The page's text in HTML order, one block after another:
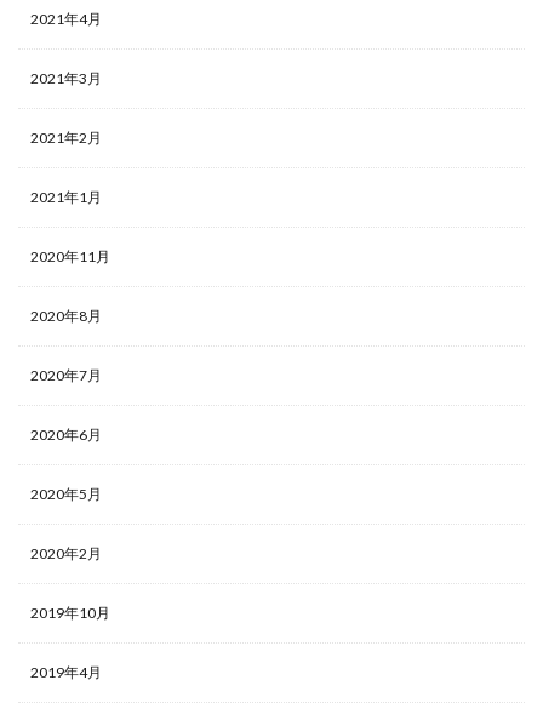
2021年4月
2021年3月
2021年2月
2021年1月
2020年11月
2020年8月
2020年7月
2020年6月
2020年5月
2020年2月
2019年10月
2019年4月